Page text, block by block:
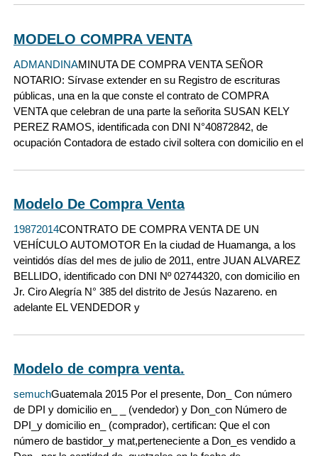
MODELO COMPRA VENTA
ADMANDINAMINUTA DE COMPRA VENTA SEÑOR
NOTARIO: Sírvase extender en su Registro de escrituras
públicas, una en la que conste el contrato de COMPRA
VENTA que celebran de una parte la señorita SUSAN KELY
PEREZ RAMOS, identificada con DNI N°40872842, de
ocupación Contadora de estado civil soltera con domicilio en el
Modelo De Compra Venta
19872014CONTRATO DE COMPRA VENTA DE UN
VEHÍCULO AUTOMOTOR En la ciudad de Huamanga, a los
veintidós días del mes de julio de 2011, entre JUAN ALVAREZ
BELLIDO, identificado con DNI Nº 02744320, con domicilio en
Jr. Ciro Alegría N° 385 del distrito de Jesús Nazareno. en
adelante EL VENDEDOR y
Modelo de compra venta.
semuchGuatemala 2015 Por el presente, Don_ Con número
de DPI y domicilio en_ _ (vendedor) y Don_con Número de
DPI_y domicilio en_ (comprador), certifican: Que el con
número de bastidor_y mat,perteneciente a Don_es vendido a